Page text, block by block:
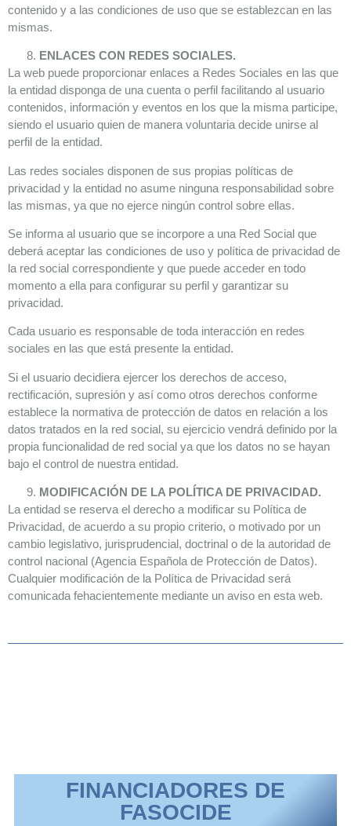
contenido y a las condiciones de uso que se establezcan en las
mismas.
ENLACES CON REDES SOCIALES.
La web puede proporcionar enlaces a Redes Sociales en las que
la entidad disponga de una cuenta o perfil facilitando al usuario
contenidos, información y eventos en los que la misma participe,
siendo el usuario quien de manera voluntaria decide unirse al
perfil de la entidad.
Las redes sociales disponen de sus propias políticas de
privacidad y la entidad no asume ninguna responsabilidad sobre
las mismas, ya que no ejerce ningún control sobre ellas.
Se informa al usuario que se incorpore a una Red Social que
deberá aceptar las condiciones de uso y política de privacidad de
la red social correspondiente y que puede acceder en todo
momento a ella para configurar su perfil y garantizar su
privacidad.
Cada usuario es responsable de toda interacción en redes
sociales en las que está presente la entidad.
Si el usuario decidiera ejercer los derechos de acceso,
rectificación, supresión y así como otros derechos conforme
establece la normativa de protección de datos en relación a los
datos tratados en la red social, su ejercicio vendrá definido por la
propia funcionalidad de red social ya que los datos no se hayan
bajo el control de nuestra entidad.
MODIFICACIÓN DE LA POLÍTICA DE PRIVACIDAD.
La entidad se reserva el derecho a modificar su Política de
Privacidad, de acuerdo a su propio criterio, o motivado por un
cambio legislativo, jurisprudencial, doctrinal o de la autoridad de
control nacional (Agencia Española de Protección de Datos).
Cualquier modificación de la Política de Privacidad será
comunicada fehacientemente mediante un aviso en esta web.
FINANCIADORES DE
FASOCIDE